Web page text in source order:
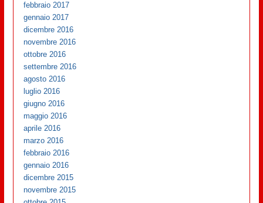
febbraio 2017
gennaio 2017
dicembre 2016
novembre 2016
ottobre 2016
settembre 2016
agosto 2016
luglio 2016
giugno 2016
maggio 2016
aprile 2016
marzo 2016
febbraio 2016
gennaio 2016
dicembre 2015
novembre 2015